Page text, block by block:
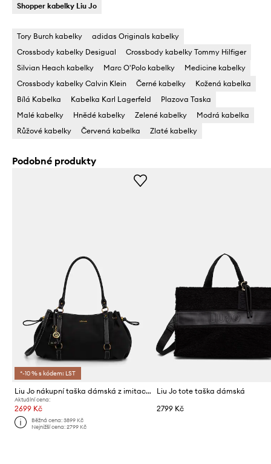
Shopper kabelky Liu Jo
Tory Burch kabelky
adidas Originals kabelky
Crossbody kabelky Desigual
Crossbody kabelky Tommy Hilfiger
Silvian Heach kabelky
Marc O'Polo kabelky
Medicine kabelky
Crossbody kabelky Calvin Klein
Černé kabelky
Kožená kabelka
Bílá Kabelka
Kabelka Karl Lagerfeld
Plazova Taska
Malé kabelky
Hnědé kabelky Zelené kabelky
Modrá kabelka
Růžové kabelky
Červená kabelka Zlaté kabelky
Podobné produkty
*-10 % s kódem: LST
Liu Jo nákupní taška dámská z imitace semiše
Aktuální cena:
2699 Kč
Běžná cena:3899 Kč
Nejnižší cena:2799 Kč
Liu Jo tote taška dámská
2799 Kč